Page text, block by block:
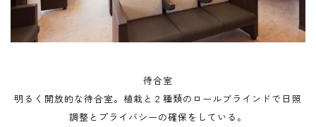
待合室
明るく開放的な待合室。植栽と２種類のロールブラインドで日照
調整とプライバシーの確保をしている。